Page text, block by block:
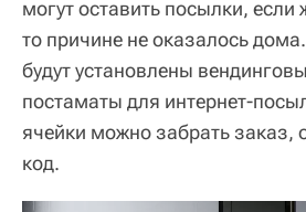
могут оставить посылки, если
то причине не оказалось
будут установлены
постаматы для интернет-
ячейки можно забрать заказ,
код.